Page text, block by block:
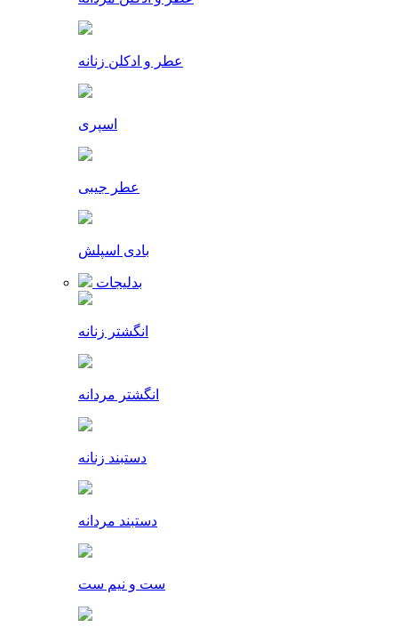
عطر و ادکلن زنانه
اسپری
عطر جیبی
بادی اسپلش
بدلیجات
انگشتر زنانه
انگشتر مردانه
دستبند زنانه
دستبند مردانه
ست و نیم ست